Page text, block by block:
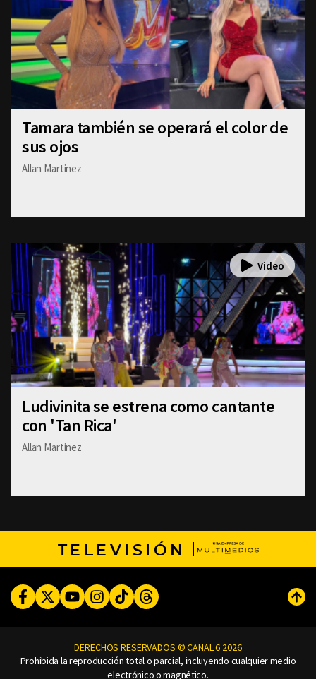
Tamara también se operará el color de
sus ojos
Allan Martinez
Ludivinita se estrena como cantante
con 'Tan Rica'
Allan Martinez
TELEVISIÓN
FacebookTwitterYoutubeInstagram
TikTokThreads
DERECHOS RESERVADOS © CANAL 6 2026
Prohibida la reproducción total o parcial, incluyendo cualquier medio
electrónico o magnético.